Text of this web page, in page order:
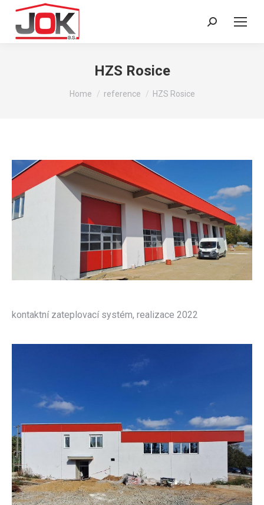
Search:
HZS Rosice
You are here:
Home reference HZS Rosice
kontaktní zateplovací systém, realizace 2022